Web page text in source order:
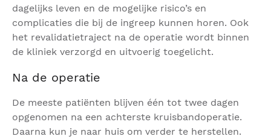
dagelijks leven en de mogelijke risico’s en
complicaties die bij de ingreep kunnen horen. Ook
het revalidatietraject na de operatie wordt binnen
de kliniek verzorgd en uitvoerig toegelicht.
Na de operatie
De meeste patiënten blijven één tot twee dagen
opgenomen na een achterste kruisbandoperatie.
Daarna kun je naar huis om verder te herstellen.